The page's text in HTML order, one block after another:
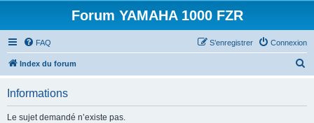
Forum YAMAHA 1000 FZR
FAQ Connexion
S’enregistrer
Index du forum
Informations
Le sujet demandé n’existe pas.